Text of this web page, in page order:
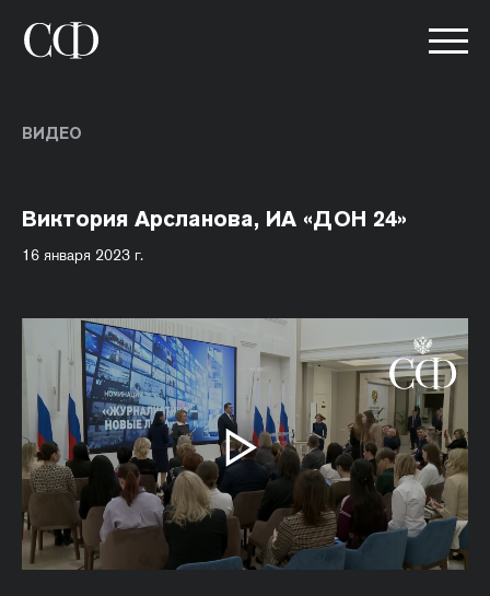
ВИДЕО
Виктория Арсланова, ИА «ДОН 24»
16 января 2023 г.